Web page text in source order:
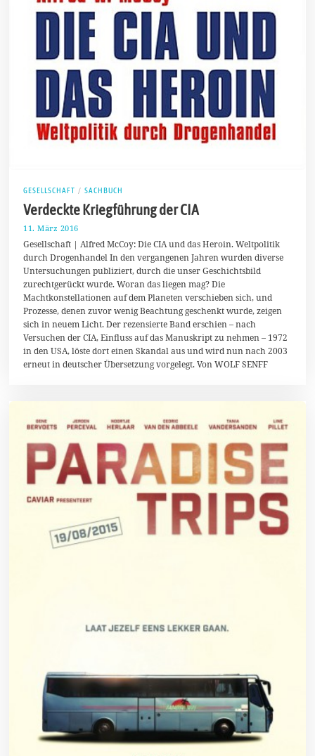
GESELLSCHAFT / SACHBUCH
Verdeckte Kriegführung der CIA
11. März 2016
3
.
M
ä
r
2
0
1
6
Gesellschaft | Alfred McCoy: Die CIA und das Heroin. Weltpolitik
durch Drogenhandel In den vergangenen Jahren wurden diverse
Untersuchungen publiziert, durch die unser Geschichtsbild
zurechtgerückt wurde. Woran das liegen mag? Die
Machtkonstellationen auf dem Planeten verschieben sich, und
Prozesse, denen zuvor wenig Beachtung geschenkt wurde, zeigen
sich in neuem Licht. Der rezensierte Band erschien – nach
Versuchen der CIA, Einfluss auf das Manuskript zu nehmen – 1972
in den USA, löste dort einen Skandal aus und wird nun nach 2003
erneut in deutscher Übersetzung vorgelegt. Von WOLF SENFF